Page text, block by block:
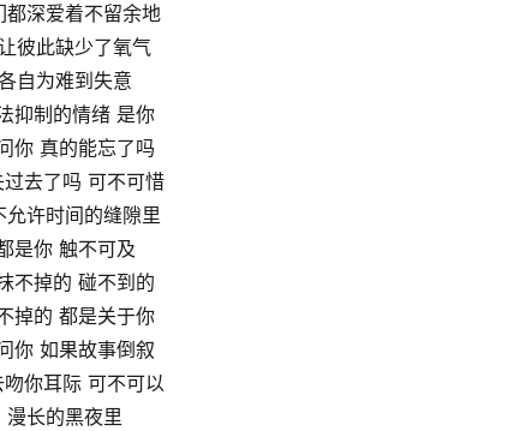
都深爱着不留余地
彼此缺少了氧气
自为难到失意
抑制的情绪 是你
你 真的能忘了吗
过去了吗 可不可惜
允许时间的缝隙里
是你 触不可及
不掉的 碰不到的
掉的 都是关于你
你 如果故事倒叙
吻你耳际 可不可以
漫长的黑夜里